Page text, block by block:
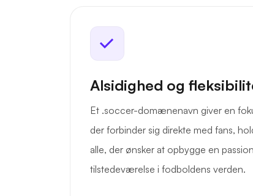
Alsidighed og
Et .soccer-domænenavn giver en
der forbinder sig direkte med fans,
alle, der ønsker at opbygge en
tilstedeværelse i fodboldens verden.